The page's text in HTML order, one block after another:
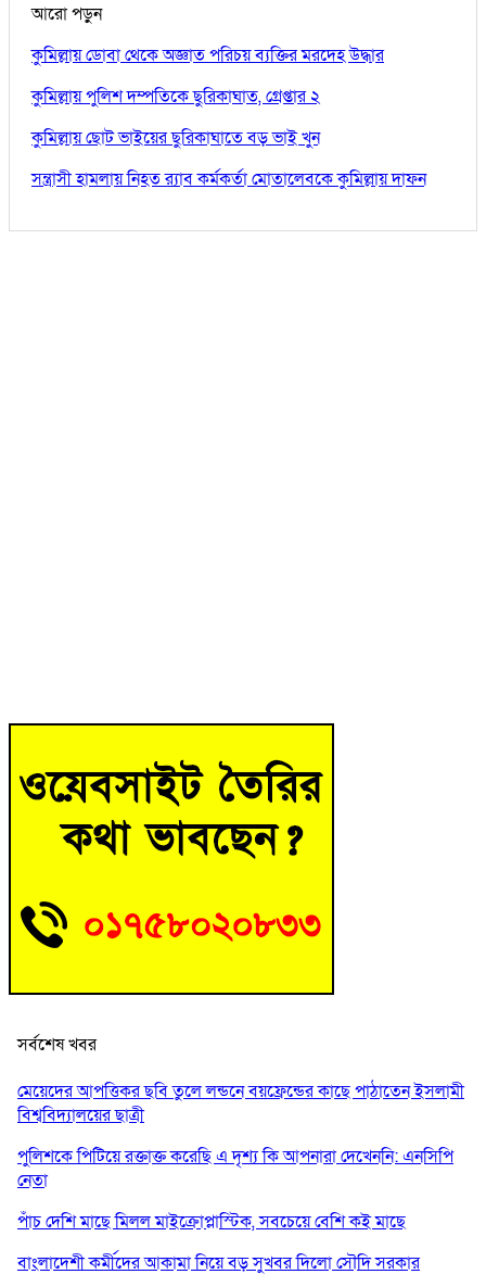
আরো পড়ুন
কুমিল্লায় ডোবা থেকে অজ্ঞাত পরিচয় ব্যক্তির মরদেহ উদ্ধার
কুমিল্লায় পুলিশ দম্পতিকে ছুরিকাঘাত, গ্রেপ্তার ২
কুমিল্লায় ছোট ভাইয়ের ছুরিকাঘাতে বড় ভাই খুন
সন্ত্রাসী হামলায় নিহত র‍্যাব কর্মকর্তা মোতালেবকে কুমিল্লায় দাফন
সর্বশেষ খবর
মেয়েদের আপত্তিকর ছবি তুলে লন্ডনে বয়ফ্রেন্ডের কাছে পাঠাতেন ইসলামী
বিশ্ববিদ্যালয়ের ছাত্রী
পুলিশকে পিটিয়ে রক্তাক্ত করেছি এ দৃশ্য কি আপনারা দেখেননি: এনসিপি
নেতা
পাঁচ দেশি মাছে মিলল মাইক্রোপ্লাস্টিক, সবচেয়ে বেশি কই মাছে
বাংলাদেশী কর্মীদের আকামা নিয়ে বড় সুখবর দিলো সৌদি সরকার